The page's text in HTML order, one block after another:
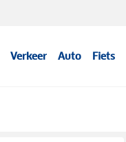
Verkeer Auto Fiets